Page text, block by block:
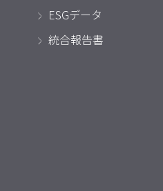
ESGデータ
統合報告書